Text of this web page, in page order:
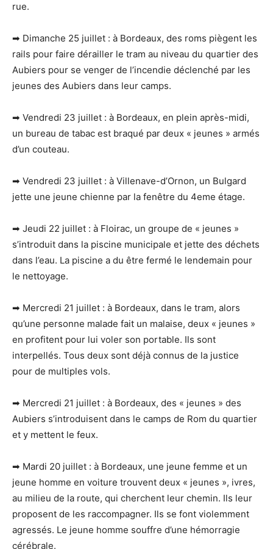
rue.
➡ Dimanche 25 juillet : à Bordeaux, des roms piègent les
rails pour faire dérailler le tram au niveau du quartier des
Aubiers pour se venger de l’incendie déclenché par les
jeunes des Aubiers dans leur camps.
➡ Vendredi 23 juillet : à Bordeaux, en plein après-midi,
un bureau de tabac est braqué par deux « jeunes » armés
d’un couteau.
➡ Vendredi 23 juillet : à Villenave-d’Ornon, un Bulgard
jette une jeune chienne par la fenêtre du 4eme étage.
➡ Jeudi 22 juillet : à Floirac, un groupe de « jeunes »
s’introduit dans la piscine municipale et jette des déchets
dans l’eau. La piscine a du être fermé le lendemain pour
le nettoyage.
➡ Mercredi 21 juillet : à Bordeaux, dans le tram, alors
qu’une personne malade fait un malaise, deux « jeunes »
en profitent pour lui voler son portable. Ils sont
interpellés. Tous deux sont déjà connus de la justice
pour de multiples vols.
➡ Mercredi 21 juillet : à Bordeaux, des « jeunes » des
Aubiers s’introduisent dans le camps de Rom du quartier
et y mettent le feux.
➡ Mardi 20 juillet : à Bordeaux, une jeune femme et un
jeune homme en voiture trouvent deux « jeunes », ivres,
au milieu de la route, qui cherchent leur chemin. Ils leur
proposent de les raccompagner. Ils se font violemment
agressés. Le jeune homme souffre d’une hémorragie
cérébrale.